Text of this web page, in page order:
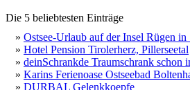
Die 5 beliebtesten Einträge
» Ostsee-Urlaub auf der Insel Rügen in
» Hotel Pension Tirolerherz, Pillerseetal
» deinSchrankde Traumschrank schon
» Karins Ferienoase Ostseebad
» DURBAL Gelenkkoepfe